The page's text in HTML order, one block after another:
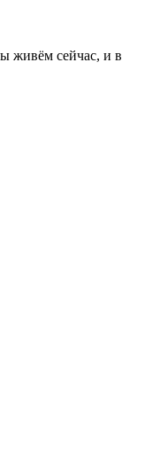
живём сейчас, и в